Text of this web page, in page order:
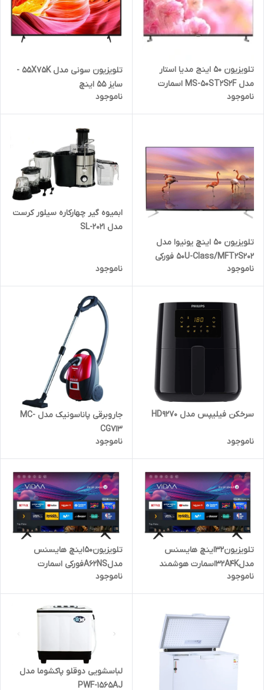
تلویزیون ۵۰ اینج مدیا استار
مدل MS-50ST2S2F اسمارت
هوشمند دوگیرنده
ناموجود
تلویزیون سونی مدل 55X75K -
سایز 55 اینچ
ناموجود
تلویزیون ۵۰ اینچ یونیوا مدل
50U-Class/MFT2S202 فورکی
اسمارت
ناموجود
ابمیوه گیر چهارکاره سیلور کرست
مدل SL-2021
ناموجود
سرخکن فیلیپس مدل HD9270
ناموجود
جاروبرقی پاناسونیک مدل MC-
CG713
ناموجود
تلویزیون٣٢اینچ هایسنس
مدل32A4Kاسمارت هوشمند
ناموجود
تلویزیون۵۰اینچ هایسنس
مدلA62NSفورکی اسمارت
دوگیرنده سفارش اروپا
ناموجود
لباسشویی دوقلو پاکشوما مدل
PWF-1565AJ